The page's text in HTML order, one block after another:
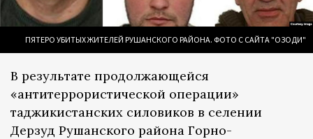
ПЯТЕРО УБИТЫХ ЖИТЕЛЕЙ РУШАНСКОГО РАЙОНА. ФОТО С САЙТА "ОЗОДИ"
В результате продолжающейся
«антитеррористической операции»
таджикистанских силовиков в селении
Дерзуд Рушанского района Горно-